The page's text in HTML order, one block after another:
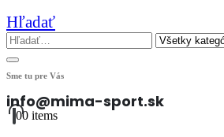
Hľadať
Sme tu pre Vás
info@mima-sport.sk
00 items